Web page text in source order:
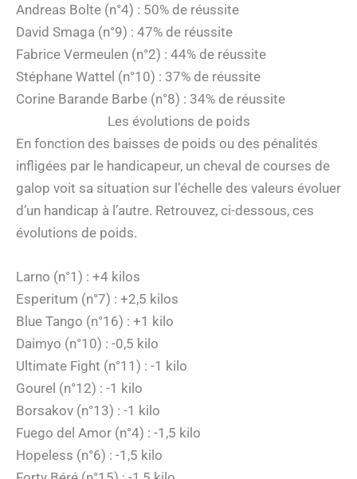
Andreas Bolte (n°4) : 50% de réussite
David Smaga (n°9) : 47% de réussite
Fabrice Vermeulen (n°2) : 44% de réussite
Stéphane Wattel (n°10) : 37% de réussite
Corine Barande Barbe (n°8) : 34% de réussite
Les évolutions de poids
En fonction des baisses de poids ou des pénalités
infligées par le handicapeur, un cheval de courses de
galop voit sa situation sur l’échelle des valeurs évoluer
d’un handicap à l’autre. Retrouvez, ci-dessous, ces
évolutions de poids.
Larno (n°1) : +4 kilos
Esperitum (n°7) : +2,5 kilos
Blue Tango (n°16) : +1 kilo
Daimyo (n°10) : -0,5 kilo
Ultimate Fight (n°11) : -1 kilo
Gourel (n°12) : -1 kilo
Borsakov (n°13) : -1 kilo
Fuego del Amor (n°4) : -1,5 kilo
Hopeless (n°6) : -1,5 kilo